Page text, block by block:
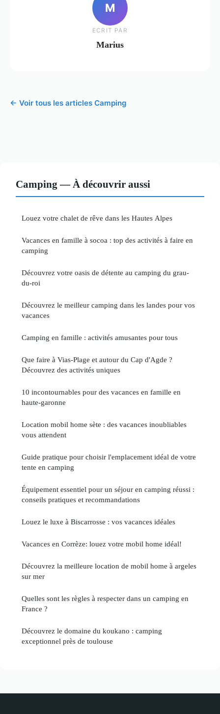
M
ECRIT PAR
Marius
← Voir tous les articles Camping
Camping — À découvrir aussi
Louez votre chalet de rêve dans les Hautes Alpes
Vacances en famille à socoa : top des activités à faire en
camping
Découvrez votre oasis de détente au camping du grau-
du-roi
Découvrez le meilleur camping dans les landes pour vos
vacances
Camping en famille : activités amusantes pour tous
Que faire à Vias-Plage et autour du Cap d'Agde ?
Découvrez des activités uniques
10 incontournables pour des vacances en famille en
haute-garonne
Location mobil home sète : des vacances inoubliables
vous attendent
Guide pratique pour choisir l'emplacement idéal de votre
tente en camping
Équipement essentiel pour un séjour en camping réussi :
conseils pratiques et recommandations
Louez le luxe à Biscarrosse : vos vacances idéales
Vacances en Corrèze: louez votre mobil home idéal!
Découvrez la meilleure location de mobil home à argeles
sur mer
Quelles sont les règles à respecter dans un camping en
France ?
Découvrez le domaine du koukano : camping
exceptionnel près de toulouse